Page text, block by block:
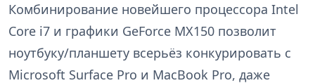
Комбинирование новейшего процессора Intel
Core i7 и графики GeForce MX150 позволит
ноутбуку/планшету всерьёз конкурировать с
Microsoft Surface Pro и MacBook Pro, даже